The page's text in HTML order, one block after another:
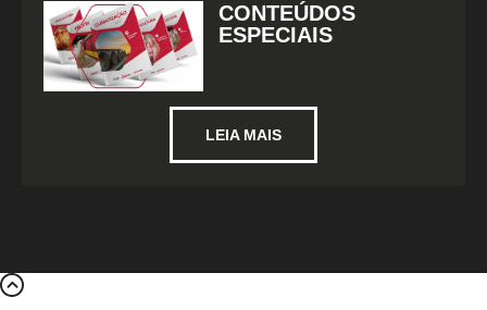
CONTEÚDOS
ESPECIAIS
LEIA MAIS